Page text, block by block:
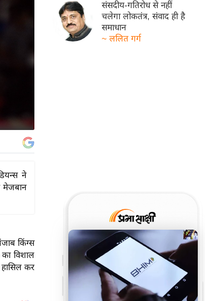
ने
मेजबान
किंग्स
विशाल
कर
संसदीय-गतिरोध से नहीं
चलेगा लोकतंत्र, संवाद ही है
समाधान
~ ललित गर्ग